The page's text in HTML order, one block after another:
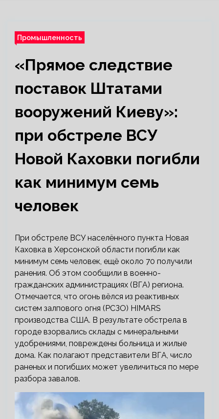
Промышленность
«Прямое следствие
поставок Штатами
вооружений Киеву»:
при обстреле ВСУ
Новой Каховки погибли
как минимум семь
человек
При обстреле ВСУ населённого пункта Новая
Каховка в Херсонской области погибли как
минимум семь человек, ещё около 70 получили
ранения. Об этом сообщили в военно-
гражданских администрациях (ВГА) региона.
Отмечается, что огонь вёлся из реактивных
систем залпового огня (РСЗО) HIMARS
производства США. В результате обстрела в
городе взорвались склады с минеральными
удобрениями, повреждены больница и жилые
дома. Как полагают представители ВГА, число
раненых и погибших может увеличиться по мере
разбора завалов.